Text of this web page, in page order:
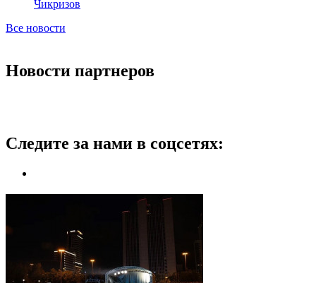
Чикризов
Все новости
Новости партнеров
Следите за нами в соцсетях: